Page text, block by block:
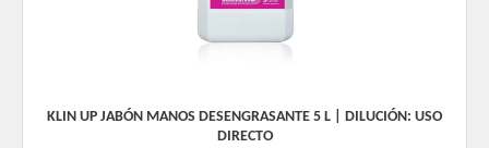
KLIN UP JABÓN MANOS DESENGRASANTE 5 L | DILUCIÓN: USO
DIRECTO